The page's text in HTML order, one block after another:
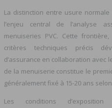
La distinction entre usure
l’enjeu central de l’analyse
menuiseries PVC. Cette
critères techniques précis
d’assurance en collaboration avec
de la menuiserie constitue le
généralement fixé à 15-20 ans
Les conditions d’exposition